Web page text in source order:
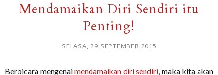
Mendamaikan Diri Sendiri itu
Penting!
SELASA, 29 SEPTEMBER 2015
Berbicara mengenai mendamaikan diri sendiri, maka kita akan